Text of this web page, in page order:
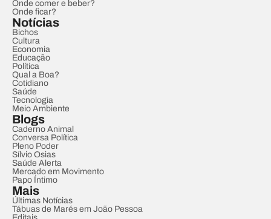
Onde comer e beber?
Onde ficar?
Notícias
Bichos
Cultura
Economia
Educação
Política
Qual a Boa?
Cotidiano
Saúde
Tecnologia
Meio Ambiente
Blogs
Caderno Animal
Conversa Política
Pleno Poder
Sílvio Osias
Saúde Alerta
Mercado em Movimento
Papo Íntimo
Mais
Últimas Notícias
Tábuas de Marés em João Pessoa